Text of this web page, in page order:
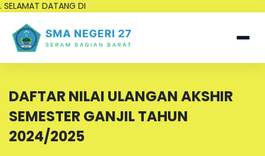
. SELAMAT DATANG DI
DAFTAR NILAI ULANGAN AKSHIR
SEMESTER GANJIL TAHUN
2024/2025